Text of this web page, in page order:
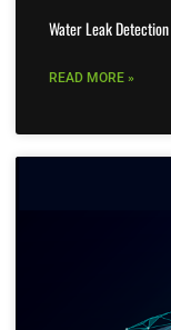
Water Leak Detection
READ MORE »